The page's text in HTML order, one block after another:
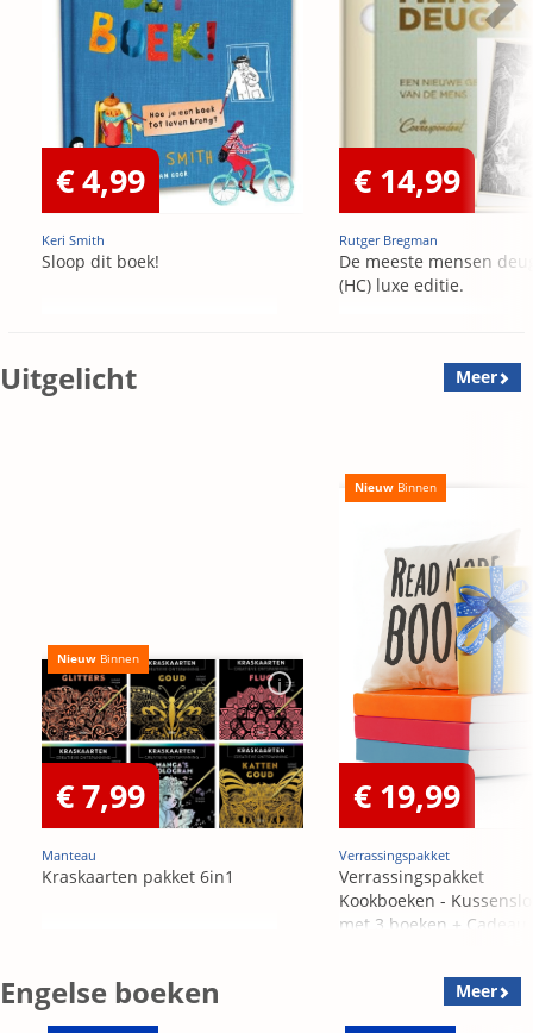
€ 4,99
Keri Smith
Sloop dit boek!
€ 14,99
Rutger Bregman
De meeste mensen
(HC) luxe editie.
Uitgelicht Meer
Nieuw Binnen
€ 7,99
Manteau
Kraskaarten pakket 6in1
Nieuw Binnen
€ 19,99
Verrassingspakket
Verrassingspakket
Kookboeken -
met 3 boeken + Cadeau
Engelse boeken Meer